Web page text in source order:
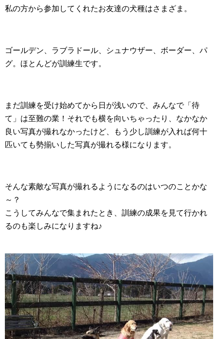
私の方から参加してくれたお友達の犬種はさまざま。
ゴールデン、ラブラドール、シュナウザー、ボーダー、パ
グ。ほとんどが訓練生です。
まだ訓練を受け始めてから日が浅いので、みんなで「待
て」は至難の業！それでも横を向いちゃったり、なかなか
良い写真が撮れなかったけど、もう少し訓練が入れば何十
匹いても勢揃いした写真が撮れる様になります。
そんな素敵な写真が撮れるようになるのはいつのことかな
～？
こうしてみんなで集まれたとき、訓練の成果を見て行かれ
るのも楽しみになりますね♪